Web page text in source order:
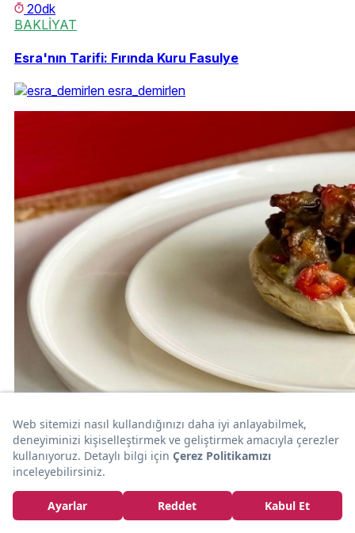
20dk
BAKLİYAT
Esra'nın Tarifi: Fırında Kuru Fasulye
esra_demirlen
20dk
SEBZE
Büşra'nın Tarifi: Fırında Enginar